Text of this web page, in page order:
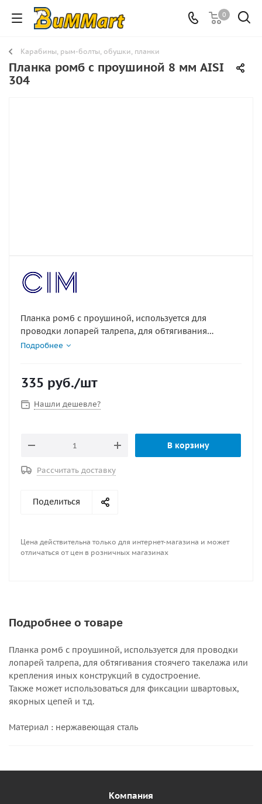
0
Карабины, рым-болты, обушки, планки
Планка ромб с проушиной 8 мм AISI
304
Планка ромб с проушиной, используется для
проводки лопарей талрепа, для обтягивания
стоячего такелажа или крепления иных конструкций
швартовых, якорных цепей и т.д.
Материал : нержавеющая сталь
Подробнее
335 руб./шт
Нашли дешевле?
В корзину
Рассчитать доставку
Поделиться
Цена действительна только для интернет-магазина и может
отличаться от цен в розничных магазинах
Подробнее о товаре
Планка ромб с проушиной, используется для проводки
лопарей талрепа, для обтягивания стоячего такелажа или
крепления иных конструкций в судостроение.
Также может использоваться для фиксации швартовых,
якорных цепей и т.д.
Материал : нержавеющая сталь
Компания